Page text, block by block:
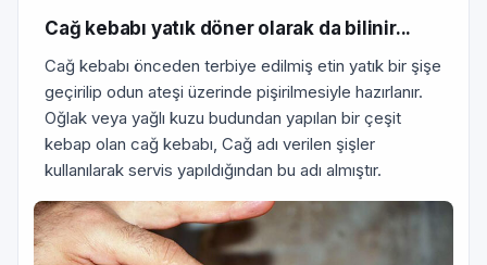
Cağ kebabı yatık döner olarak da bilinir...
Cağ kebabı önceden terbiye edilmiş etin yatık bir şişe
geçirilip odun ateşi üzerinde pişirilmesiyle hazırlanır.
Oğlak veya yağlı kuzu budundan yapılan bir çeşit
kebap olan cağ kebabı, Cağ adı verilen şişler
kullanılarak servis yapıldığından bu adı almıştır.